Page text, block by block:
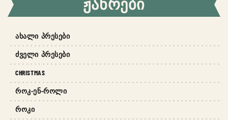
ᲐᲮᲐᲚᲘ ᲞᲠᲔᲡᲔᲑᲘ
ᲫᲕᲔᲚᲘ ᲞᲠᲔᲡᲔᲑᲘ
CHRISTMAS
ᲠᲝᲙ-ᲔᲜ-ᲠᲝᲚᲘ
ᲠᲝᲙᲘ